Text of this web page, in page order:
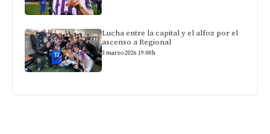
Lucha entre la capital y el alfoz por el
ascenso a Regional
3 marzo 2026 19:00h